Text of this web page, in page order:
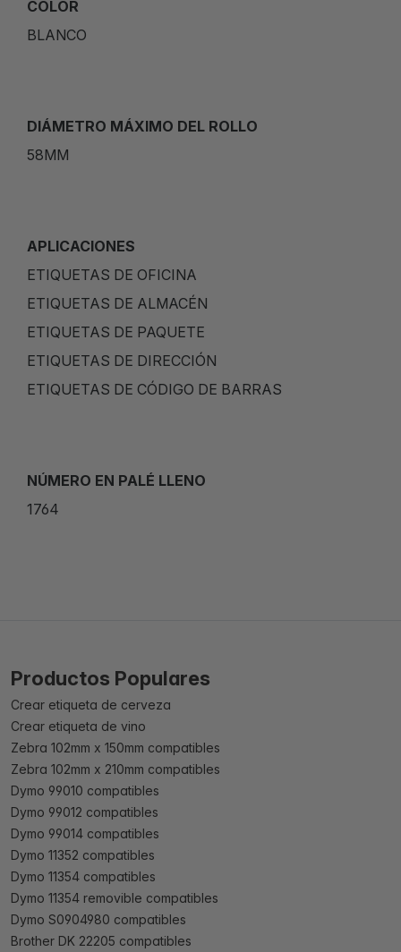
COLOR
BLANCO
DIÁMETRO MÁXIMO DEL ROLLO
58MM
APLICACIONES
ETIQUETAS DE OFICINA
ETIQUETAS DE ALMACÉN
ETIQUETAS DE PAQUETE
ETIQUETAS DE DIRECCIÓN
ETIQUETAS DE CÓDIGO DE BARRAS
NÚMERO EN PALÉ LLENO
1764
Productos Populares
Crear etiqueta de cerveza
Crear etiqueta de vino
Zebra 102mm x 150mm compatibles
Zebra 102mm x 210mm compatibles
Dymo 99010 compatibles
Dymo 99012 compatibles
Dymo 99014 compatibles
Dymo 11352 compatibles
Dymo 11354 compatibles
Dymo 11354 removible compatibles
Dymo S0904980 compatibles
Brother DK 22205 compatibles